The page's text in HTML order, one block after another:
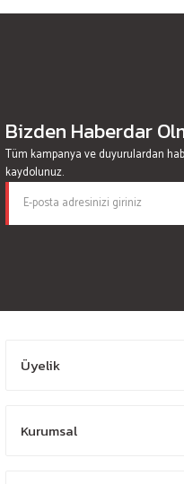
Bizden Haberdar
Tüm kampanya ve duyurulardan
kaydolunuz.
Üyelik
Kurumsal